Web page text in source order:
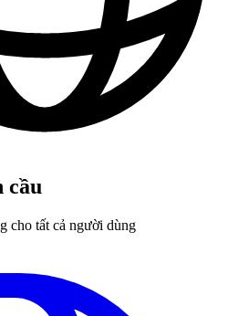
cầu
cho tất cả người dùng